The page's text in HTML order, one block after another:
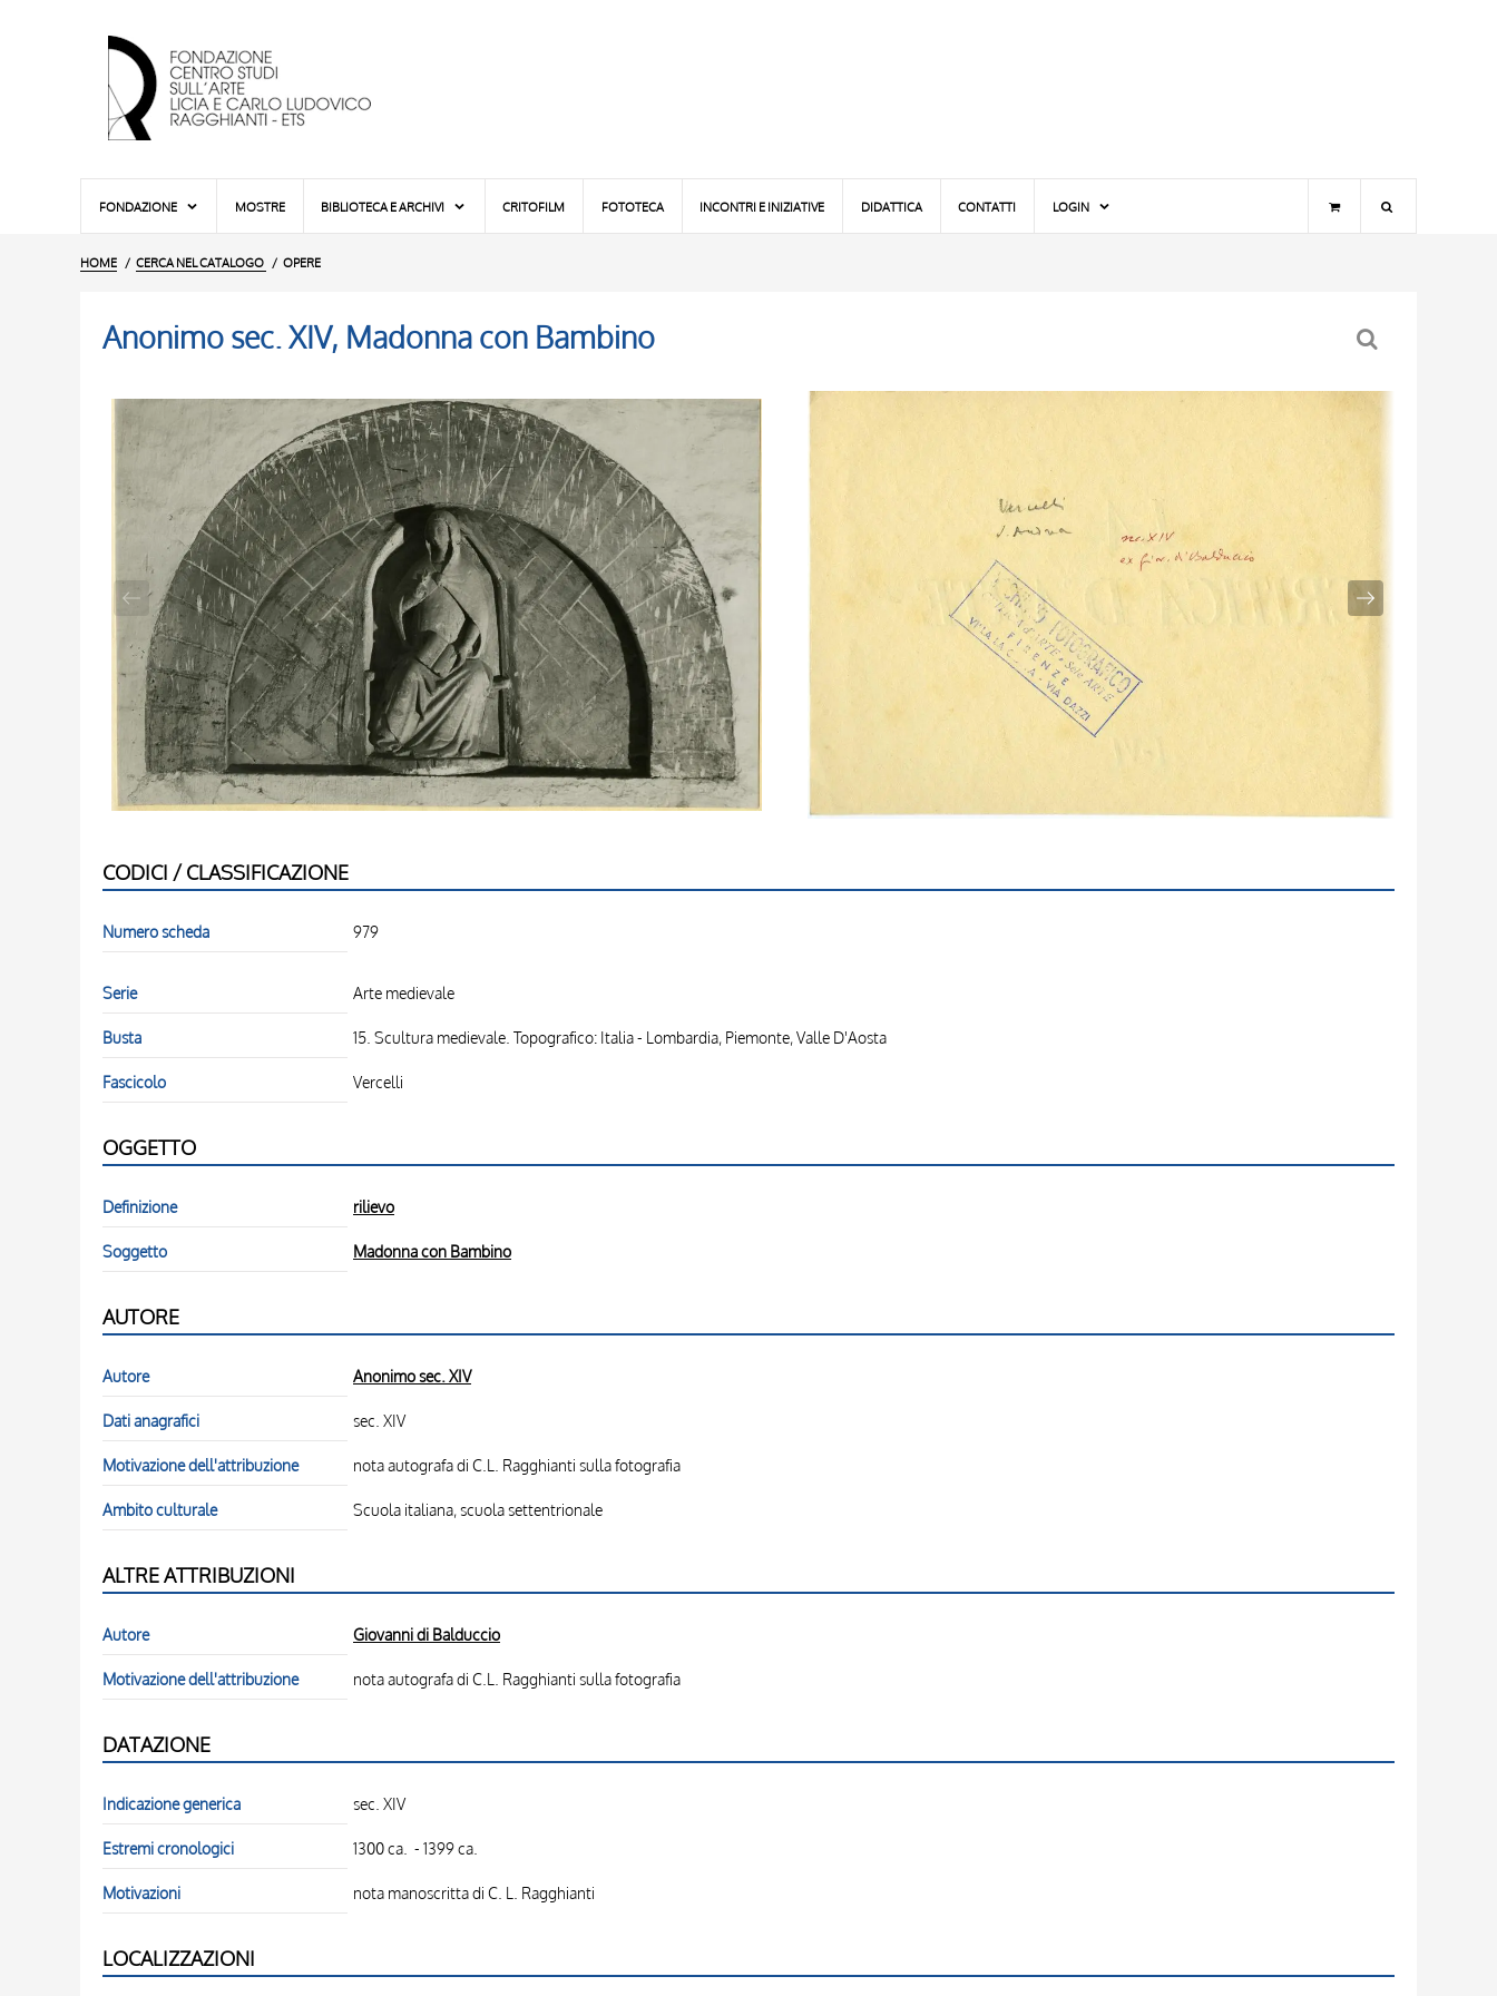
FONDAZIONE MOSTRE BIBLIOTECA E ARCHIVI CRITOFILM FOTOTECA INCONTRI E INIZIATIVE DIDATTICA CONTATTI LOGIN
HOME CERCA NEL CATALOGO OPERE
Anonimo sec. XIV, Madonna con Bambino
CODICI / CLASSIFICAZIONE
Numero scheda 979
Serie Arte medievale
Busta 15. Scultura medievale. Topografico: Italia - Lombardia, Piemonte, Valle D'Aosta
Fascicolo Vercelli
OGGETTO
Definizione rilievo
Soggetto Madonna con Bambino
AUTORE
Autore Anonimo sec. XIV
Dati anagrafici sec. XIV
Motivazione dell'attribuzione nota autografa di C.L. Ragghianti sulla fotografia
Ambito culturale Scuola italiana, scuola settentrionale
ALTRE ATTRIBUZIONI
Autore Giovanni di Balduccio
Motivazione dell'attribuzione nota autografa di C.L. Ragghianti sulla fotografia
DATAZIONE
Indicazione generica sec. XIV
Estremi cronologici 1300 ca. - 1399 ca.
Motivazioni nota manoscritta di C. L. Ragghianti
LOCALIZZAZIONI